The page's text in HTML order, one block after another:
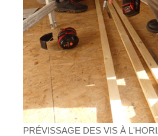
PRÉVISSAGE DES VIS À